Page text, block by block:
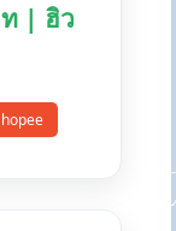
| ฮิว